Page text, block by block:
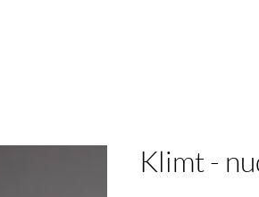
Klimt -